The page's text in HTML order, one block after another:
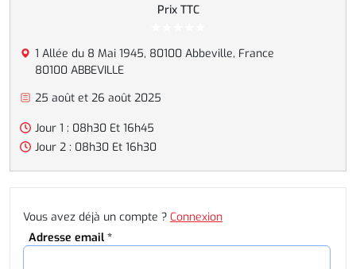
Prix TTC
1 Allée du 8 Mai 1945, 80100 Abbeville, France
80100 ABBEVILLE
25 août et 26 août 2025
Jour 1 : 08h30 Et 16h45
Jour 2 : 08h30 Et 16h30
Vous avez déjà un compte ? Connexion
Adresse email *